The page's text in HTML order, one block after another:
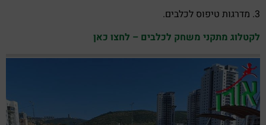
3. מדרגות טיפוס לכלבים.
לקטלוג מתקני משחק לכלבים – לחצו כאן